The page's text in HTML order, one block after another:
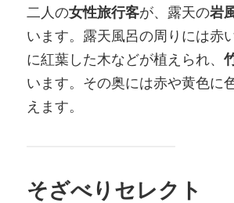
二人の女性旅行客が、露天の岩
います。露天風呂の周りには赤
に紅葉した木などが植えられ、
います。その奥には赤や黄色に
えます。
そざべりセレクト